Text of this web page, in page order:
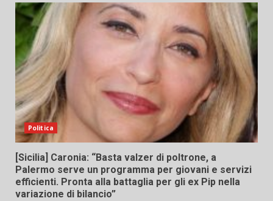
Politica
[Sicilia] Caronia: “Basta valzer di poltrone, a
Palermo serve un programma per giovani e servizi
efficienti. Pronta alla battaglia per gli ex Pip nella
variazione di bilancio”